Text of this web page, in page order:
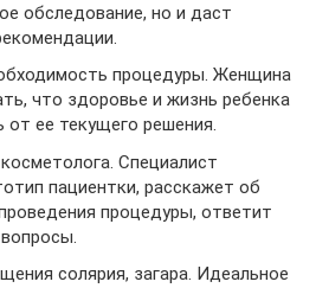
обследование, но и даст
процедуры. Женщина
что здоровье и жизнь ребенка
от ее текущего решения.
Специалист
пациентки, расскажет об
процедуры, ответит
солярия, загара. Идеальное